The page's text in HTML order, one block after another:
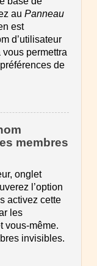
au Panneau
est
d’utilisateur
permettra
de
membres
onglet
l’option
activez cette
les
vous-même.
invisibles.